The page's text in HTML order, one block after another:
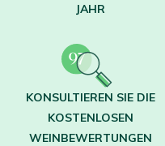
JAHR
KONSULTIEREN SIE DIE
KOSTENLOSEN
WEINBEWERTUNGEN